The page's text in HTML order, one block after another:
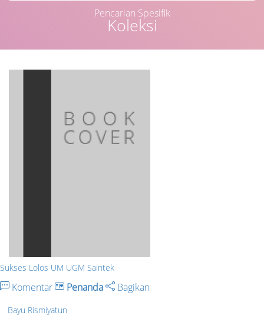
Koleksi
Pencarian Spesifik
Sukses Lolos UM UGM Saintek
Komentar Penanda Bagikan
Bayu Rismiyatun